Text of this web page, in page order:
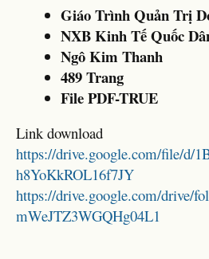
Giáo Trình Quản Trị
NXB Kinh Tế Quốc
Ngô Kim Thanh
489 Trang
File PDF-TRUE
Link download
https://drive.google.com/file/d/
h8YoKkROL16f7JY
https://drive.google.com/drive/
mWeJTZ3WGQHg04L1